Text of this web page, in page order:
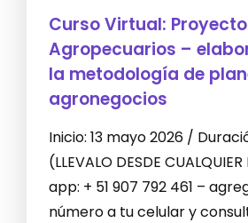
Curso Virtual:
Agropecuarios –
la metodología de
agronegocios
Inicio: 13 mayo 2026 /
(LLEVALO DESDE
app: + 51 907 792 461 –
número a tu celular y